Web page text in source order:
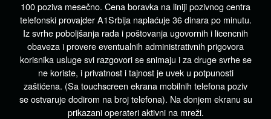
100 poziva mesečno. Cena boravka na liniji pozivnog centra
telefonski provajder A1Srbija naplaćuje 36 dinara po minutu.
Iz svrhe poboljšanja rada i poštovanja ugovornih i licencnih
obaveza i provere eventualnih administrativnih prigovora
korisnika usluge svi razgovori se snimaju i za druge svrhe se
ne koriste, i privatnost i tajnost je uvek u potpunosti
zaštićena. (Sa touchscreen ekrana mobilnih telefona poziv
se ostvaruje dodirom na broj telefona). Na donjem ekranu su
prikazani operateri aktivni na mreži.